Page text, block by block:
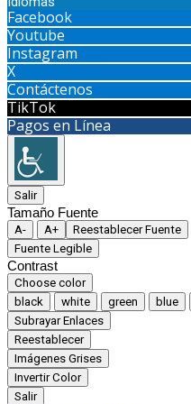
Facebook
Youtube
Instagram
X
Contáctenos
TikTok
Pagos en Línea
Salir
Tamaño Fuente
A- A+
Reestablecer Fuente
Fuente Legible
Contrast
Choose color
black
white green blue
Subrayar Enlaces
Reestablecer
Imágenes Grises
Invertir Color
Salir